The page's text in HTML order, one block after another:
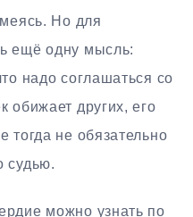
Но для
ещё одну мысль:
надо соглашаться со
обижает других, его
тогда не обязательно
судью.
можно узнать по